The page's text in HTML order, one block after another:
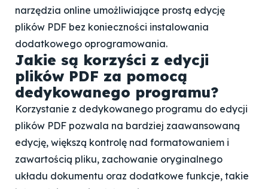
narzędzia online umożliwiające prostą edycję
plików PDF bez konieczności instalowania
dodatkowego oprogramowania.
Jakie są korzyści z edycji
plików PDF za pomocą
dedykowanego programu?
Korzystanie z dedykowanego programu do edycji
plików PDF pozwala na bardziej zaawansowaną
edycję, większą kontrolę nad formatowaniem i
zawartością pliku, zachowanie oryginalnego
układu dokumentu oraz dodatkowe funkcje, takie